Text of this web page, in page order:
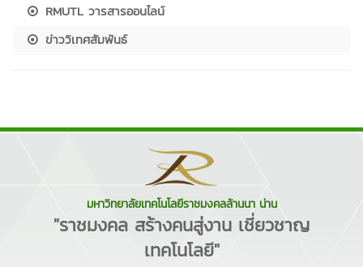
RMUTL วารสารออนไลน์
ข่าววิเทศสัมพันธ์
มหาวิทยาลัยเทคโนโลยีราชมงคลล้านนา น่าน
"ราชมงคล สร้างคนสู่งาน เชี่ยวชาญ
เทคโนโลยี"